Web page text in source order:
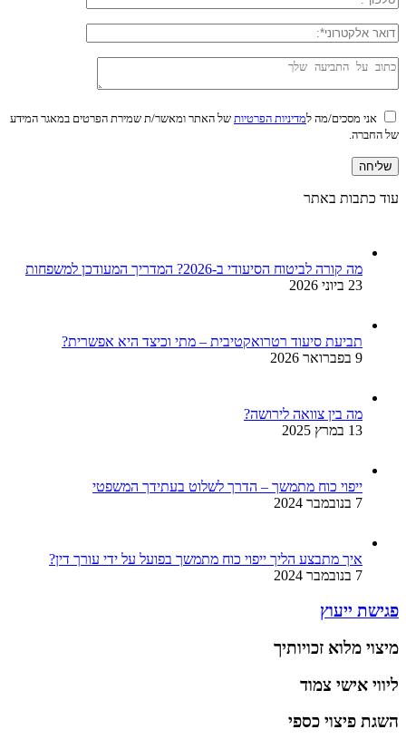
אני מסכים/מה למדיניות הפרטיות של האתר ומאשר/ת שמירת הפרטים במאגר המידע
של החברה.
עוד כתבות באתר
מה קורה לביטוח הסיעודי ב-2026? המדריך המעודכן למשפחות
23 ביוני 2026
תביעת סיעוד רטרואקטיבית – מתי וכיצד היא אפשרית?
9 בפברואר 2026
מה בין צוואה לירושה?
13 במרץ 2025
ייפוי כוח מתמשך – הדרך לשלוט בעתידך המשפטי
7 בנובמבר 2024
איך מתבצע הליך ייפוי כוח מתמשך בפועל על ידי עורך דין?
7 בנובמבר 2024
פגישת ייעוץ
מיצוי מלוא זכויותיך
ליווי אישי צמוד
השגת פיצוי כספי